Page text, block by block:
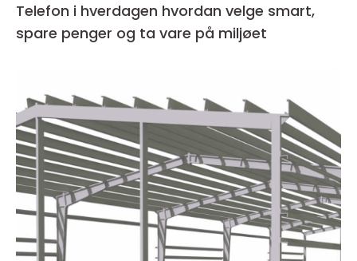
Telefon i hverdagen hvordan velge smart,
spare penger og ta vare på miljøet